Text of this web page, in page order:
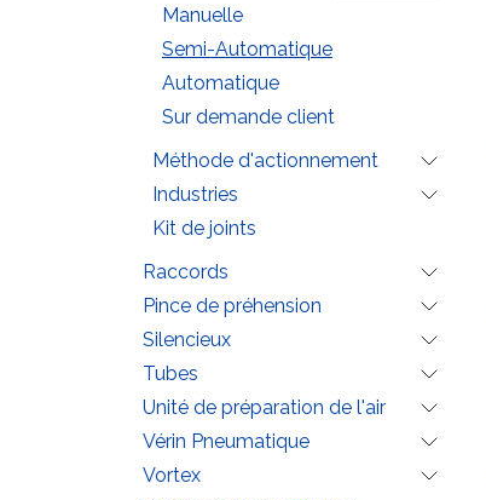
Manuelle
Semi-Automatique
Automatique
Sur demande client
Méthode d'actionnement
Industries
Kit de joints
Raccords
Pince de préhension
Silencieux
Tubes
Unité de préparation de l'air
Vérin Pneumatique
Vortex